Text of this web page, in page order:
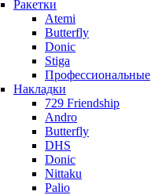
Ракетки
Atemi
Butterfly
Donic
Stiga
Профессиональные
Накладки
729 Friendship
Andro
Butterfly
DHS
Donic
Nittaku
Palio